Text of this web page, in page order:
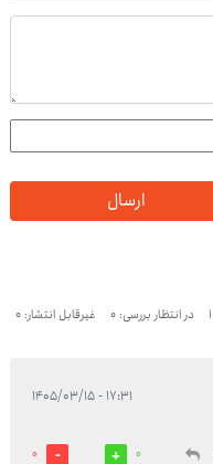
ارسال
در انتظار بررسی: 0 غیرقابل انتشار: 0
۱۷:۳۱ - ۱۴۰۵/۰۳/۱۵
0
0